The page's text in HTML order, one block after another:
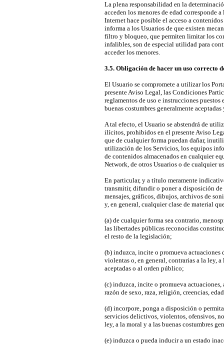
La plena responsabilidad en la
acceden los menores de edad corresponde
Internet hace posible el acceso a
informa a los Usuarios de que existen
filtro y bloqueo, que permiten limitar los
infalibles, son de especial utilidad para
acceder los menores.
3.5. Obligación de hacer un uso correcto
El Usuario se compromete a utilizar los
presente Aviso Legal, las Condiciones
reglamentos de uso e instrucciones
buenas costumbres generalmente
A tal efecto, el Usuario se abstendrá de
ilícitos, prohibidos en el presente Aviso
que de cualquier forma puedan dañar,
utilización de los Servicios, los equipos
de contenidos almacenados en cualquier
Network, de otros Usuarios o de cualquier
En particular, y a título meramente
transmitir, difundir o poner a disposición
mensajes, gráficos, dibujos, archivos de
y, en general, cualquier clase de material
(a) de cualquier forma sea contrario,
las libertades públicas reconocidas
el resto de la legislación;
(b) induzca, incite o promueva
violentas o, en general, contrarias a la ley,
aceptadas o al orden público;
(c) induzca, incite o promueva
razón de sexo, raza, religión, creencias,
(d) incorpore, ponga a disposición o
servicios delictivos, violentos, ofensivos,
ley, a la moral y a las buenas costumbres
(e) induzca o pueda inducir a un estado